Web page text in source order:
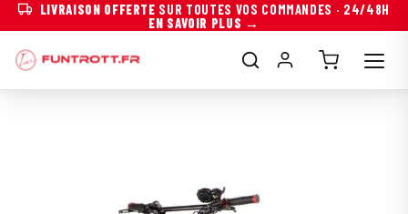
LIVRAISON OFFERTE SUR TOUTES VOS COMMANDES · 24/48H
EN SAVOIR PLUS →